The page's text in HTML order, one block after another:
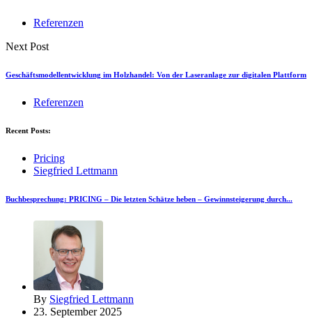
Referenzen
Next Post
Geschäftsmodellentwicklung im Holzhandel: Von der Laseranlage zur digitalen Plattform
Referenzen
Recent Posts:
Pricing
Siegfried Lettmann
Buchbesprechung: PRICING – Die letzten Schätze heben – Gewinnsteigerung durch...
By Siegfried Lettmann
23. September 2025